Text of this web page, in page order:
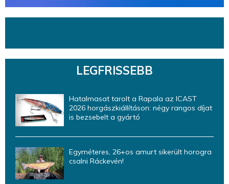
LEGFRISSEBB
Hatalmasat tarolt a Rapala az ICAST
2026 horgászkiállításon: négy rangos díjat
is bezsebelt a gyártó
Egyméteres, 26+os amurt sikerült horogra
csalni Ráckevén!